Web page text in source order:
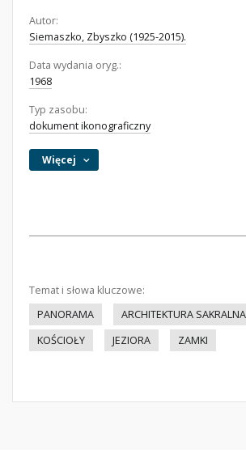
Autor:
Siemaszko, Zbyszko (1925-2015).
Data wydania oryg.:
1968
Typ zasobu:
dokument ikonograficzny
Więcej
Temat i słowa kluczowe:
PANORAMA
ARCHITEKTURA SAKRALNA
KOŚCIOŁY
JEZIORA ZAMKI